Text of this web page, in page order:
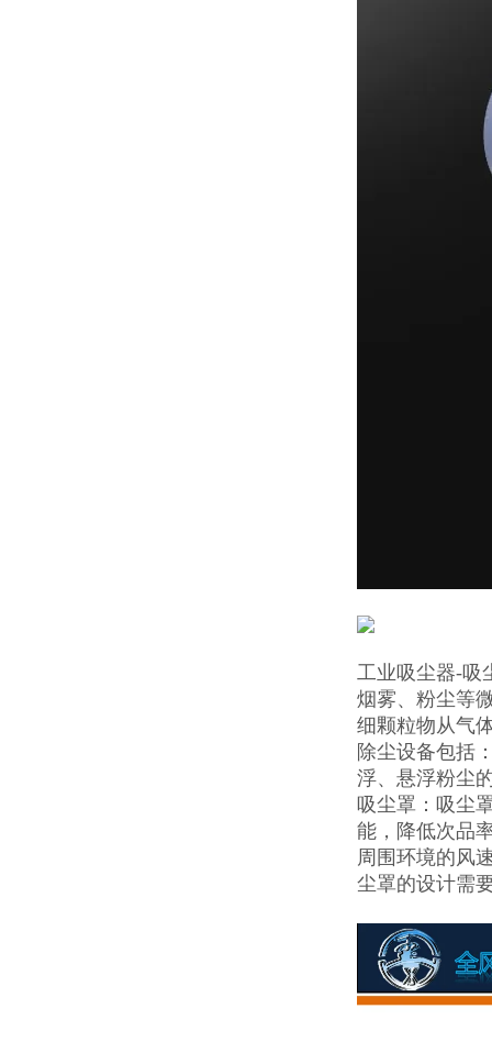
工业吸尘器-吸
烟雾、粉尘等
细颗粒物从气
除尘设备包括
浮、悬浮粉尘
吸尘罩：吸尘
能，降低次品
周围环境的风
尘罩的设计需